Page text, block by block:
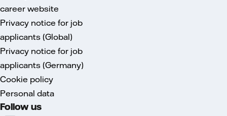
career website
Privacy notice for job
applicants (Global)
Privacy notice for job
applicants (Germany)
Cookie policy
Personal data
Follow us